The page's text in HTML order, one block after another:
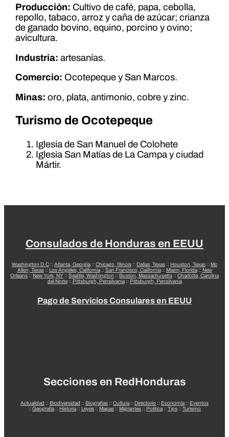
Producción: Cultivo de café, papa, cebolla,
repollo, tabaco, arroz y caña de azúcar; crianza
de ganado bovino, equino, porcino y ovino;
avicultura.
Industria: artesanías.
Comercio: Ocotepeque y San Marcos.
Minas: oro, plata, antimonio, cobre y zinc.
Turismo de Ocotepeque
Iglesia de San Manuel de Colohete
Iglesia San Matías de La Campa y ciudad
Mártir.
Consulados de Honduras en EEUU
Washington D.C :: Atlanta, Georgia:: Chicago, Illinois :: Dallas, Texas :: Houston, Texas :: Mc
Allen, Texas:: Los Angeles, California:: San Francisco, California:: Miami, Florida:: New
Orleans :: New York, NY :: Seattle, Washington :: Boston, Massachusetts :: Charlotte, Carolina
del Norte:: Pittsburgh, Pensilvania:: Pittsburgh, Pensilvania
Pago de Servicios Consulares en EEUU
Secciones en RedHonduras
Actualidad :: Biodiversidad :: Biografías :: Cultura :: Directorio :: Economía :: Eventos
:: Geografía :: Historia :: Leyes :: Mapas :: Migrantes :: Política :: Tips :: Turismo